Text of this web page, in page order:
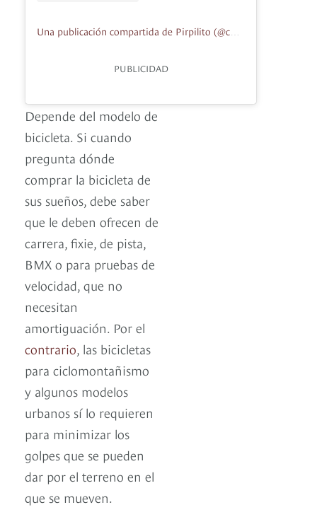
PUBLICIDAD
Depende del modelo de
bicicleta. Si cuando
pregunta dónde
comprar la bicicleta de
sus sueños, debe saber
que le deben ofrecen de
carrera, fixie, de pista,
BMX o para pruebas de
velocidad, que no
necesitan
amortiguación. Por el
contrario , las bicicletas
para ciclomontañismo
y algunos modelos
urbanos sí lo requieren
para minimizar los
golpes que se pueden
dar por el terreno en el
que se mueven.